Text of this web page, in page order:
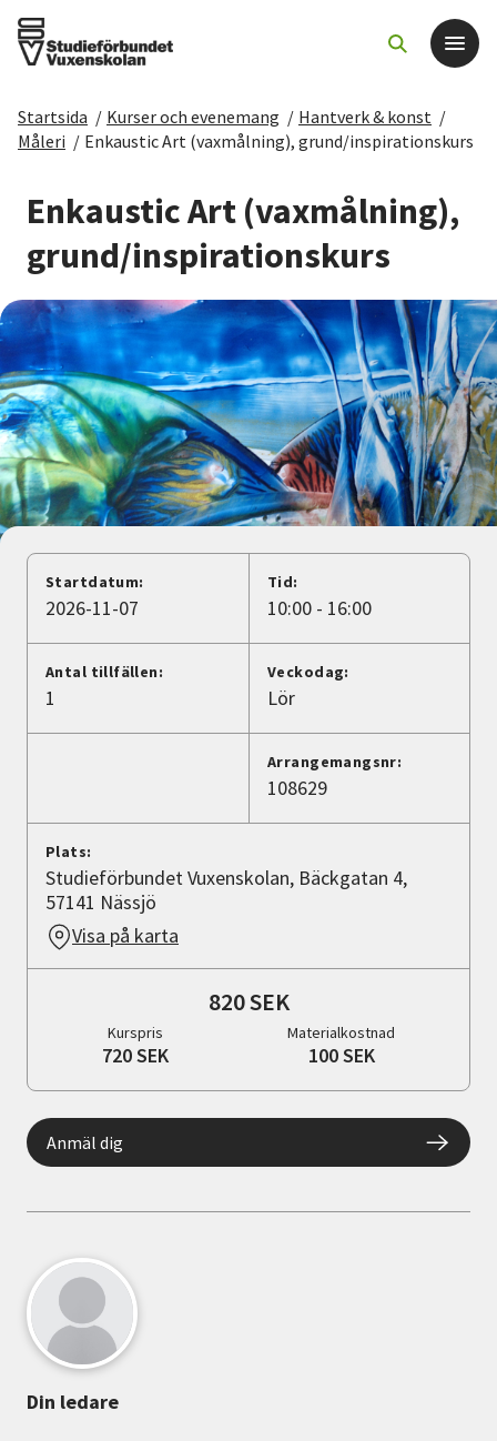
Det här gör vi
För dig som
Sök kurser och evenemang
Om SV
Starta studiecirkel
Cirkelledare
Nyheter
Avdelningar
Lyssna
Startsida / Kurser och evenemang / Hantverk & konst /
Måleri / Enkaustic Art (vaxmålning), grund/inspirationskurs
Enkaustic Art (vaxmålning),
grund/inspirationskurs
Startdatum:
2026-11-07
Tid:
10:00 - 16:00
Antal tillfällen:
1
Veckodag:
Lör
Arrangemangsnr:
108629
Plats:
Studieförbundet Vuxenskolan, Bäckgatan 4,
57141 Nässjö
Visa på karta
820 SEK
Kurspris
720 SEK
Materialkostnad
100 SEK
Anmäl dig
Din ledare